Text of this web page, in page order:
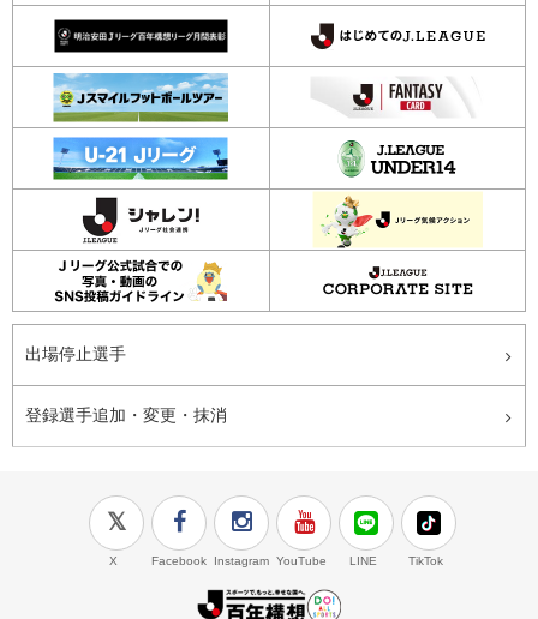
出場停止選手
登録選手追加・変更・抹消
X Facebook Instagram YouTube LINE TikTok